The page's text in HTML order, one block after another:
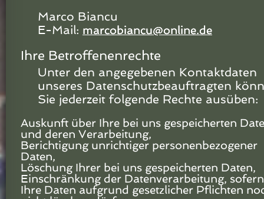
Marco Biancu
E-Mail: marcobiancu@online.de
Ihre Betroffenenrechte
Unter den angegebenen Kontaktdaten
unseres Datenschutzbeauftragten
Sie jederzeit folgende Rechte ausüben:
Auskunft über Ihre bei uns gespeicherten
und deren Verarbeitung,
Berichtigung unrichtiger personenbezogener
Daten,
Löschung Ihrer bei uns gespeicherten Daten,
Einschränkung der Datenverarbeitung,
Ihre Daten aufgrund gesetzlicher Pflichten